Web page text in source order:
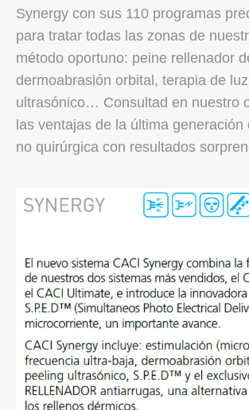
Synergy con sus 110 programas
para tratar todas las zonas de
método oportuno: peine rellenador
dermoabrasión orbital, terapia de
ultrasónico… Consultad en nuestro
las ventajas de la última
no quirúrgica con resultados